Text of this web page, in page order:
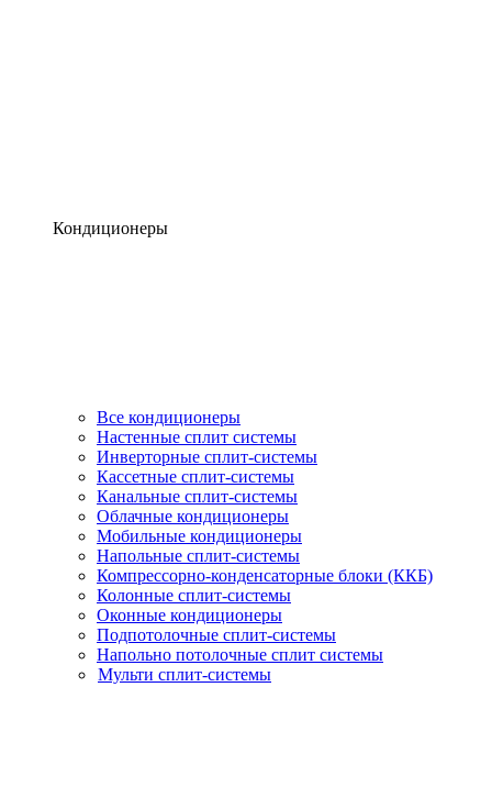
Кондиционеры
Все кондиционеры
Настенные сплит системы
Инверторные сплит-системы
Кассетные сплит-системы
Канальные сплит-системы
Облачные кондиционеры
Мобильные кондиционеры
Напольные сплит-системы
Компрессорно-конденсаторные блоки (ККБ)
Колонные сплит-системы
Оконные кондиционеры
Подпотолочные сплит-системы
Напольно потолочные сплит системы
Мульти сплит-системы